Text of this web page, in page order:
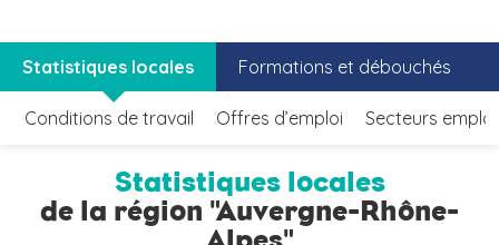
Statistiques locales Formations et débouchés
Conditions de travail Offres d’emploi Secteurs
Statistiques locales
de la région "Auvergne-Rhône-